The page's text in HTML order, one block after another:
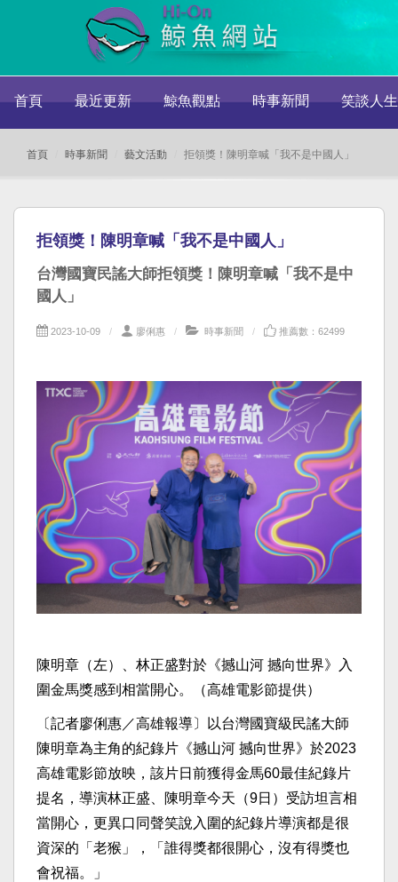
首頁 最近更新 鯨魚觀點 時事新聞 笑談人生
首頁 時事新聞 藝文活動 拒領獎！陳明章喊「我不是中國人」
拒領獎！陳明章喊「我不是中國人」
台灣國寶民謠大師拒領獎！陳明章喊「我不是中
國人」
2023-10-09 廖俐惠 時事新聞 推薦數：62499
陳明章（左）、林正盛對於《撼山河 撼向世界》入
圍金馬獎感到相當開心。（高雄電影節提供）
〔記者廖俐惠／高雄報導〕以台灣國寶級民謠大師
陳明章為主角的紀錄片《撼山河 撼向世界》於2023
高雄電影節放映，該片日前獲得金馬60最佳紀錄片
提名，導演林正盛、陳明章今天（9日）受訪坦言相
當開心，更異口同聲笑說入圍的紀錄片導演都是很
資深的「老猴」，「誰得獎都很開心，沒有得獎也
會祝福。」